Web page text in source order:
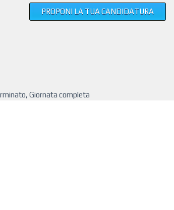
PROPONI LA TUA CANDIDATURA
Giornata completa